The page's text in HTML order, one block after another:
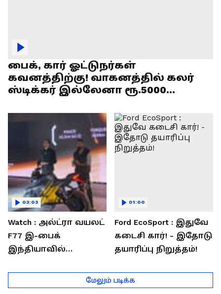
பைக், கார் ஓட்டுநர்கள்
கவனத்திற்கு! வாகனத்தில் கலர்
ஸ்டிக்கர் இல்லேனா ரூ.5000
Watch : அல்ட்ரா வயலட்
F77 இ-பைக்
இந்தியாவில்
சார்ஜில் 307கி.மீ
பயணம்!
03:03
Ford EcoSport : இதுவே
கடைசி கார்! - இதோடு
தயாரிப்பு நிறுத்தம்!
01:00
மேலும் படிக்க